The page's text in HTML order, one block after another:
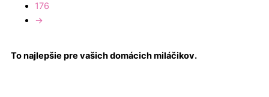
176
→
To najlepšie pre vašich domácich miláčikov.